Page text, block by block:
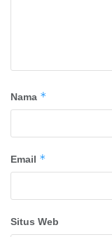
Nama *
Email *
Situs Web